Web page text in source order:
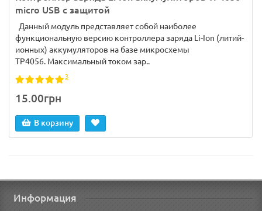
micro USB с защитой
Данный модуль представляет собой наиболее
функциональную версию контроллера заряда Li-Ion (литий-
ионных) аккумуляторов на базе микросхемы
TP4056. Максимальный током зар..
3
15.00грн
В корзину
Информация